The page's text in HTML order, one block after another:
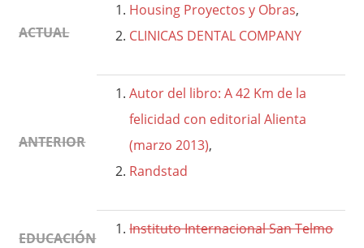
ACTUAL
Housing Proyectos y Obras,
CLINICAS DENTAL COMPANY
ANTERIOR
Autor del libro: A 42 Km de la
felicidad con editorial Alienta
(marzo 2013),
Randstad
EDUCACIÓN
Instituto Internacional San Telmo